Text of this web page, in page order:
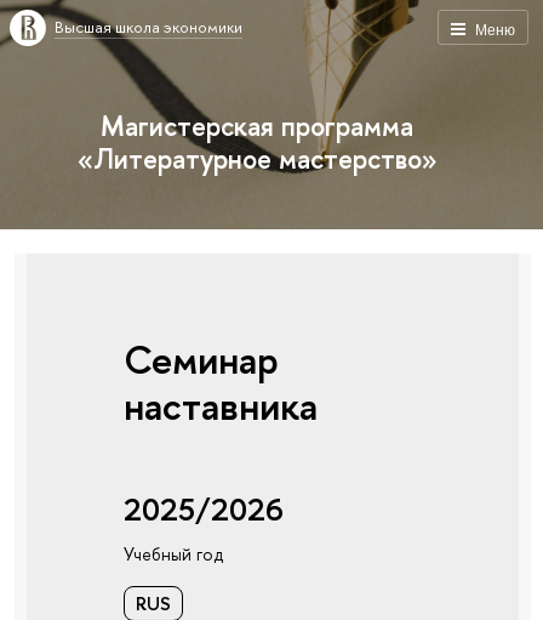
Меню
Высшая школа экономики
Магистерская программа
«Литературное мастерство»
Семинар
наставника
2025/2026
Учебный год
RUS